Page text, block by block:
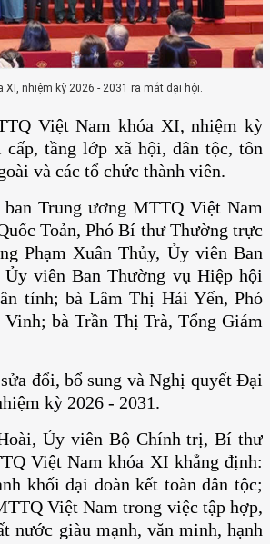
nhiệm kỳ 2026 - 2031 ra mắt đại hội.
Việt Nam khóa XI, nhiệm kỳ
tầng lớp xã hội, dân tộc, tôn
và các tổ chức thành viên.
Trung ương MTTQ Việt Nam
Toản, Phó Bí thư Thường trực
Phạm Xuân Thủy, Ủy viên Ban
viên Ban Thường vụ Hiệp hội
tỉnh; bà Lâm Thị Hải Yến, Phó
bà Trần Thị Trà, Tổng Giám
đổi, bổ sung và Nghị quyết Đại
kỳ 2026 - 2031.
Ủy viên Bộ Chính trị, Bí thư
Việt Nam khóa XI khẳng định:
khối đại đoàn kết toàn dân tộc;
Việt Nam trong việc tập hợp,
nước giàu mạnh, văn minh, hạnh